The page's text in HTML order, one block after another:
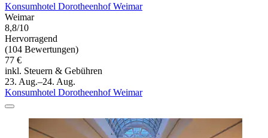
Konsumhotel Dorotheenhof Weimar
Weimar
8,8/10
Hervorragend
(104 Bewertungen)
77 €
inkl. Steuern & Gebühren
23. Aug.–24. Aug.
Konsumhotel Dorotheenhof Weimar